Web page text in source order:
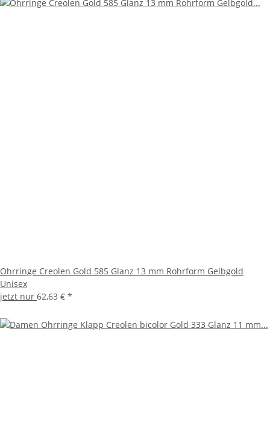
Ohrringe Creolen Gold 585 Glanz 13 mm Rohrform Gelbgold
Unisex
jetzt nur 62,63 € *